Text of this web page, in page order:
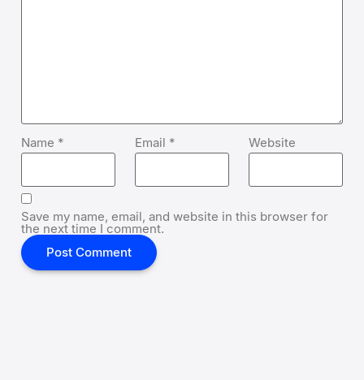
Name * Email * Website
Save my name, email, and website in this browser for
the next time I comment.